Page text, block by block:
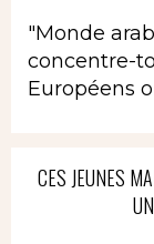
"Monde
concentre-
Européens
CES JEUNES